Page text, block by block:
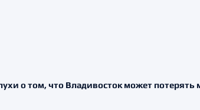
о том, что Владивосток может потерять